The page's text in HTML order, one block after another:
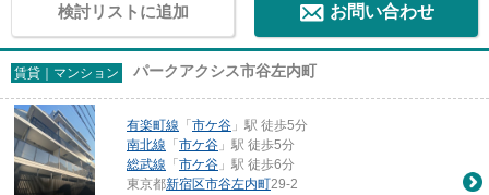
検討リストに追加 お問い合わせ
賃貸｜マンション パークアクシス市谷左内町
有楽町線 「 市ケ谷 」駅 徒歩5分
南北線 「 市ケ谷 」駅 徒歩5分
総武線 「 市ケ谷 」駅 徒歩6分
東京都新宿区市谷左内町29-2